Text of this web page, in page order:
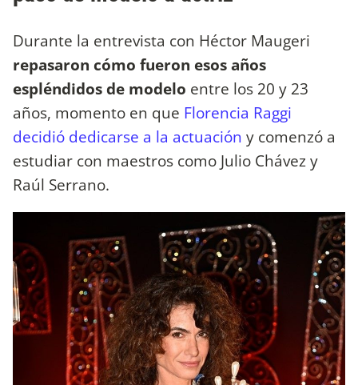
Durante la entrevista con Héctor Maugeri
repasaron cómo fueron esos años
espléndidos de modelo entre los 20 y 23
años, momento en que Florencia Raggi
decidió dedicarse a la actuación y comenzó a
estudiar con maestros como Julio Chávez y
Raúl Serrano.